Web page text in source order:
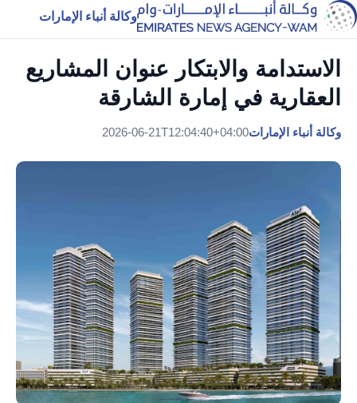
وكالة أنباء الإمارات
الاستدامة والابتكار عنوان المشاريع
العقارية في إمارة الشارقة
وكالة أنباء الإمارات2026-06-21T12:04:40+04:00